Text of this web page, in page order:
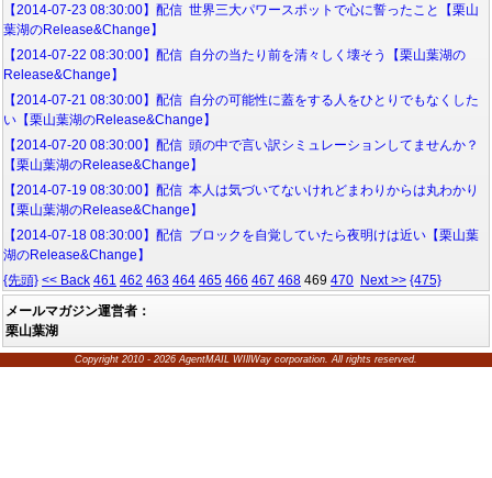
【2014-07-23 08:30:00】配信 世界三大パワースポットで心に誓ったこと【栗山
葉湖のRelease&Change】
【2014-07-22 08:30:00】配信 自分の当たり前を清々しく壊そう【栗山葉湖の
Release&Change】
【2014-07-21 08:30:00】配信 自分の可能性に蓋をする人をひとりでもなくした
い【栗山葉湖のRelease&Change】
【2014-07-20 08:30:00】配信 頭の中で言い訳シミュレーションしてませんか？
【栗山葉湖のRelease&Change】
【2014-07-19 08:30:00】配信 本人は気づいてないけれどまわりからは丸わかり
【栗山葉湖のRelease&Change】
【2014-07-18 08:30:00】配信 ブロックを自覚していたら夜明けは近い【栗山葉
湖のRelease&Change】
{先頭} << Back 461 462 463 464 465 466 467 468 469 470 Next >> {475}
メールマガジン運営者：
栗山葉湖
Copyright 2010 - 2026 AgentMAIL WIllWay corporation. All rights reserved.